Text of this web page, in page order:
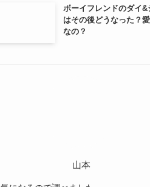
ボーイフレンドのダイ&
はその後どうなった？
なの？
山本